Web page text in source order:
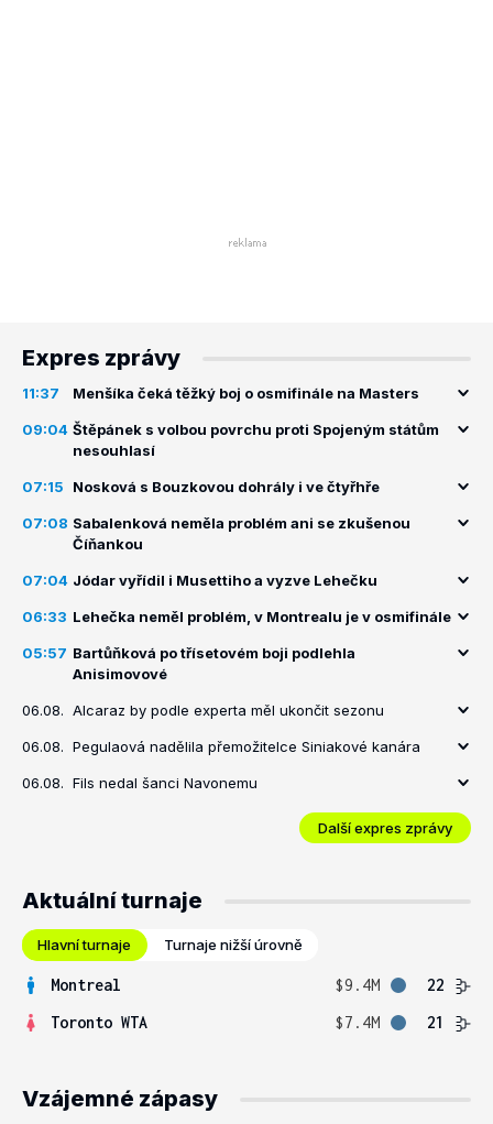
Expres zprávy
11:37 Menšíka čeká těžký boj o osmifinále na Masters
09:04 Štěpánek s volbou povrchu proti Spojeným státům
nesouhlasí
07:15 Nosková s Bouzkovou dohrály i ve čtyřhře
07:08 Sabalenková neměla problém ani se zkušenou
Číňankou
07:04 Jódar vyřídil i Musettiho a vyzve Lehečku
06:33 Lehečka neměl problém, v Montrealu je v osmifinále
05:57 Bartůňková po třísetovém boji podlehla
Anisimovové
06.08. Alcaraz by podle experta měl ukončit sezonu
06.08. Pegulaová nadělila přemožitelce Siniakové kanára
06.08. Fils nedal šanci Navonemu
Další expres zprávy
Aktuální turnaje
Hlavní turnaje Turnaje nižší úrovně
Montreal $9.4M
22
Toronto WTA
$7.4M 21
Vzájemné zápasy